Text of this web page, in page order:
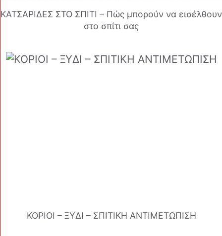
ΚΑΤΣΑΡΙΔΕΣ ΣΤΟ ΣΠΙΤΙ – Πώς μπορούν να εισέλθουν
στο σπίτι σας
ΚΟΡΙΟΙ – ΞΥΔΙ – ΣΠΙΤΙΚΗ ΑΝΤΙΜΕΤΩΠΙΣΗ